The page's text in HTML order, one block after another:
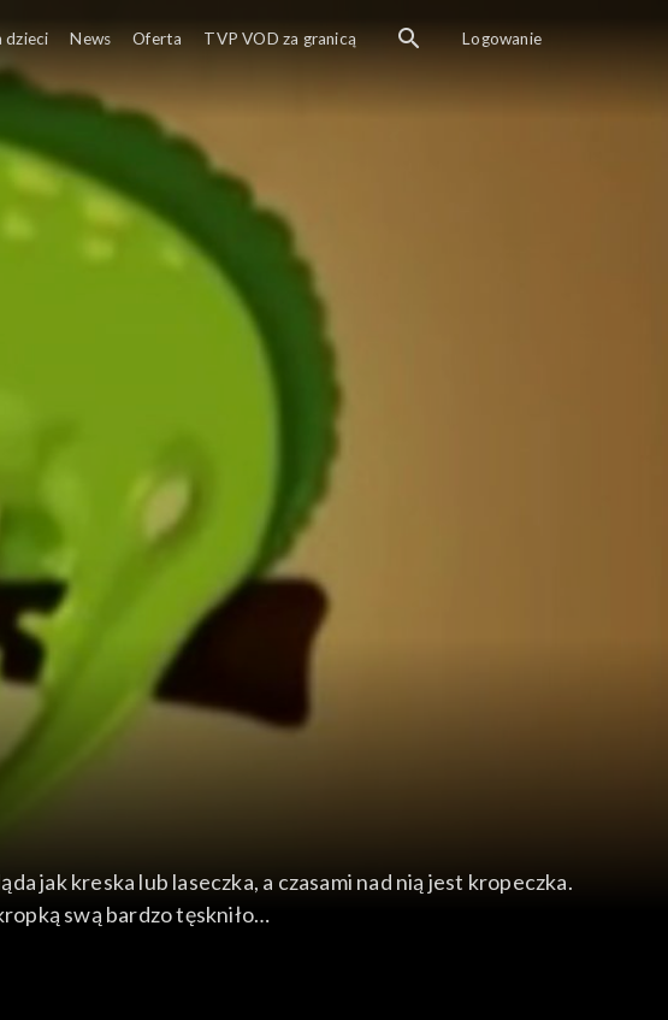
jak kreska lub laseczka, a czasami nad nią jest kropeczka.
swą bardzo tęskniło…
dzieci News Oferta TVP VOD za granicą Logowanie